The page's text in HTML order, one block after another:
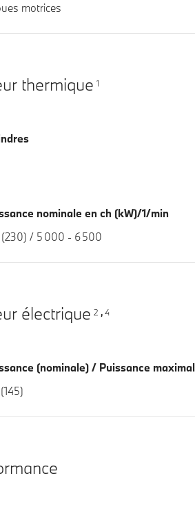
motrices
thermique 1
nominale en ch (kW)/1/min
(230) / 5 000 - 6 500
électrique 2 , 4
(nominale) / Puissance